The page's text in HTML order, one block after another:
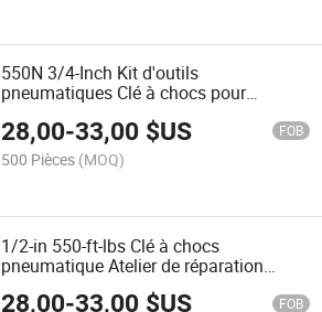
550N 3/4-Inch Kit d'outils
pneumatiques Clé à chocs pour
28,00-33,00 $US FOB
500 Pièces (MOQ)
1/2-in 550-ft-lbs Clé à chocs
pneumatique Atelier de réparation
automobile magasin de pneus outils de
quincaillerie
28,00-33,00 $US FOB